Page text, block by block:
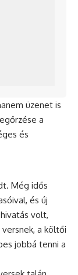
üzenet is
a
és
Még idős
és új
volt,
a költői
jobbá tenni a